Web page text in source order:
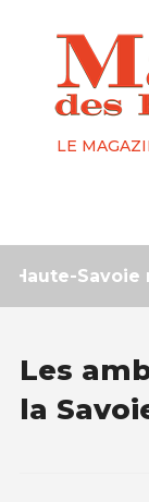
LE
Savoie
Les
la